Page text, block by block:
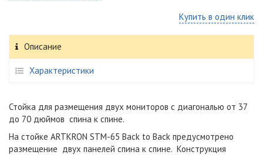
Купить в один клик
Описание
Характеристики
Стойка для размещения двух мониторов с диагональю от 37
до 70 дюймов спина к спине.
На стойке ARTKRON​ STM-65 Back to Back предусмотрено
размещение двух панелей спина к спине. Конструкция